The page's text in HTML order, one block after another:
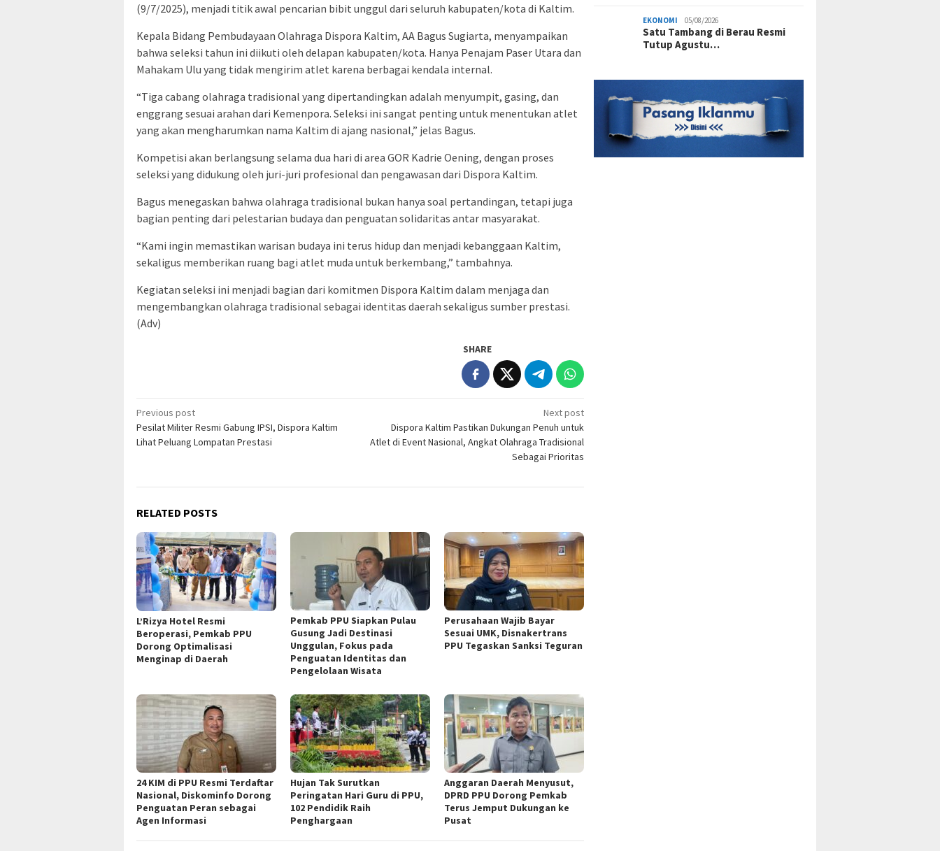
(9/7/2025), menjadi titik awal pencarian bibit unggul dari seluruh kabupaten/kota di Kaltim.
Kepala Bidang Pembudayaan Olahraga Dispora Kaltim, AA Bagus Sugiarta, menyampaikan
bahwa seleksi tahun ini diikuti oleh delapan kabupaten/kota. Hanya Penajam Paser Utara dan
Mahakam Ulu yang tidak mengirim atlet karena berbagai kendala internal.
“Tiga cabang olahraga tradisional yang dipertandingkan adalah menyumpit, gasing, dan
enggrang sesuai arahan dari Kemenpora. Seleksi ini sangat penting untuk menentukan atlet
yang akan mengharumkan nama Kaltim di ajang nasional,” jelas Bagus.
Kompetisi akan berlangsung selama dua hari di area GOR Kadrie Oening, dengan proses
seleksi yang didukung oleh juri-juri profesional dan pengawasan dari Dispora Kaltim.
Bagus menegaskan bahwa olahraga tradisional bukan hanya soal pertandingan, tetapi juga
bagian penting dari pelestarian budaya dan penguatan solidaritas antar masyarakat.
“Kami ingin memastikan warisan budaya ini terus hidup dan menjadi kebanggaan Kaltim,
sekaligus memberikan ruang bagi atlet muda untuk berkembang,” tambahnya.
Kegiatan seleksi ini menjadi bagian dari komitmen Dispora Kaltim dalam menjaga dan
mengembangkan olahraga tradisional sebagai identitas daerah sekaligus sumber prestasi.
(Adv)
SHARE
Post
navigation
Previous post
Pesilat Militer Resmi Gabung IPSI, Dispora Kaltim
Lihat Peluang Lompatan Prestasi
Next post
Dispora Kaltim Pastikan Dukungan Penuh untuk
Atlet di Event Nasional, Angkat Olahraga Tradisional
Sebagai Prioritas
RELATED POSTS
L’Rizya Hotel Resmi
Beroperasi, Pemkab PPU
Dorong Optimalisasi
Menginap di Daerah
Pemkab PPU Siapkan Pulau
Gusung Jadi Destinasi
Unggulan, Fokus pada
Penguatan Identitas dan
Pengelolaan Wisata
Perusahaan Wajib Bayar
Sesuai UMK, Disnakertrans
PPU Tegaskan Sanksi Teguran
24 KIM di PPU Resmi Terdaftar
Nasional, Diskominfo Dorong
Penguatan Peran sebagai
Agen Informasi
Hujan Tak Surutkan
Peringatan Hari Guru di PPU,
102 Pendidik Raih
Penghargaan
Anggaran Daerah Menyusut,
DPRD PPU Dorong Pemkab
Terus Jemput Dukungan ke
Pusat
EKONOMI 05/08/2026
Satu Tambang di Berau Resmi
Tutup Agustu…